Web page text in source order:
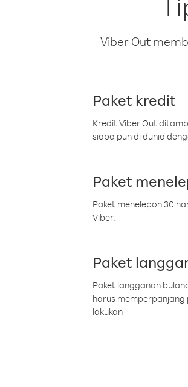
Viber Out
Paket kredit
Kredit Viber Out
siapa pun di dunia
Paket
Paket menelepon 30
Viber.
Paket
Paket langganan
harus
lakukan